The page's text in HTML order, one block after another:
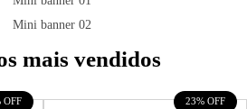
mais vendidos
OFF 23% OFF